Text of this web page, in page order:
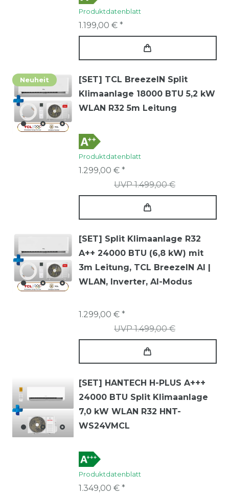
Produktdatenblatt
1.199,00 € *
Neuheit
[SET] TCL BreezeIN Split
Klimaanlage 18000 BTU 5,2 kW
WLAN R32 5m Leitung
Produktdatenblatt
UVP 1.499,00 €
1.299,00 € *
[SET] Split Klimaanlage R32
A++ 24000 BTU (6,8 kW) mit
3m Leitung, TCL BreezeIN AI |
WLAN, Inverter, AI-Modus
UVP 1.499,00 €
1.299,00 € *
[SET] HANTECH H-PLUS A+++
24000 BTU Split Klimaanlage
7,0 kW WLAN R32 HNT-
WS24VMCL
Produktdatenblatt
1.349,00 € *